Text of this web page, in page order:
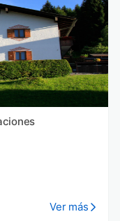
Ver más